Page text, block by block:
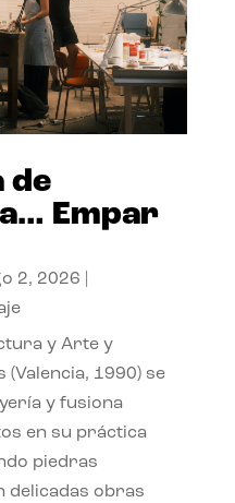
de
Empar
2, 2026
y Arte y
(Valencia, 1990) se
y fusiona
en su práctica
piedras
delicadas obras